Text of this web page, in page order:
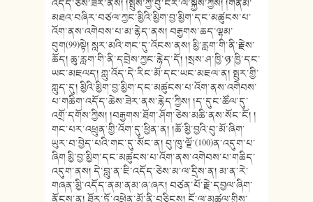
འདོད་ཅེས་ཟེར་ནས། །སྤུས་ཀྱི་བུ་ངར་ལ་སྐྱེས་ཀྱིས། །གནམ་
མཐའ་བཞིར་བཙལ་ཀྱང་མྱིའི་མྱིག་བྱ་མྱིག་དང་མཚུངས་པ་
འོག་ནས་འགེབས་པ་མ་རྙེད་ནས། བརྒྱགས་ཆད་ལྷམ་
བུག(99)སྟེ། སླར་མའི་གང་དུ་འོངས་ནས། མྱི་རླག་གི་ནི་རྗེས་
ཆོད། ཆུ་རླག་གི་ནི་དབྲེས་ཀྱང་རྙེད་དོ། །སྲས་ཤ་ཁྱི་ཉ་ཁྱི་དང་
ཡང་མཇལད། ཀླུ་འོད་དེ་རིང་མོ་དང་ཡང་མཇལ་ན། སྤུར་གྱི་
ཀླུད་དུ། མྱིའི་མྱིག་བྱ་མྱིག་དང་མཚུངས་པ་འོག་ནས་འགེབས་
པ་གཆིག་འདོད་ཆེས་ཟེར་ནས་རྙེད་ཀྱིས། །ད་དུང་ཚོལ་དུ་
འགྲོ་དགོས་ཀྱིས། །བརྒྱགས་ཐོག་ཤོག་ཅེས་མཆི་ནས་སོང་ངོ། །
གང་པར་འཕྲུན་གྱི་འོག་དུ་ཕྱིན་ན། །ཆོ་མྱི་བྱའི་བུ་མོ་ཞིག་
ཡུར་བ་བྱེད་པའི་གང་དུ་སོང་ན། བུ་ཁུ་ལྗོ་(100)ན་འདུག་པ་
ཞིག མྱི་བྱ་མྱིག་དང་མཚུངས་པ་འོག་ནས་འགེབས་པ་གཆིད་
འདུག་ནས། དེ་བླུ་ན་ཇི་འདོད་ཅེས་མ་ལ་དྲིས་ན། མ་ན་རེ་
གཞན་མྱི་འདོད་ནམ་ནམ་ཞ་ཞར། བཙན་པོ་རྗེ་དབྱལ་ཞིག་
ནོངས་ན། ཐོར་ཏོ་འཕྲེན་མོ་ནི་བཅིངས། ངོ་ལ་མཚལ་གྱིས་